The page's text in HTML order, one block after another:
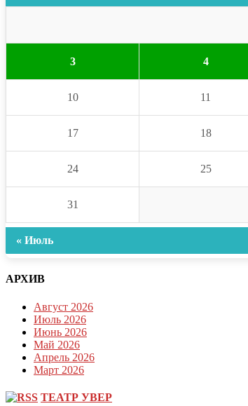
3 4
10 11
17 18
24 25
31
« Июль
АРХИВ
Август 2026
Июль 2026
Июнь 2026
Май 2026
Апрель 2026
Март 2026
ТЕАТР УВЕР